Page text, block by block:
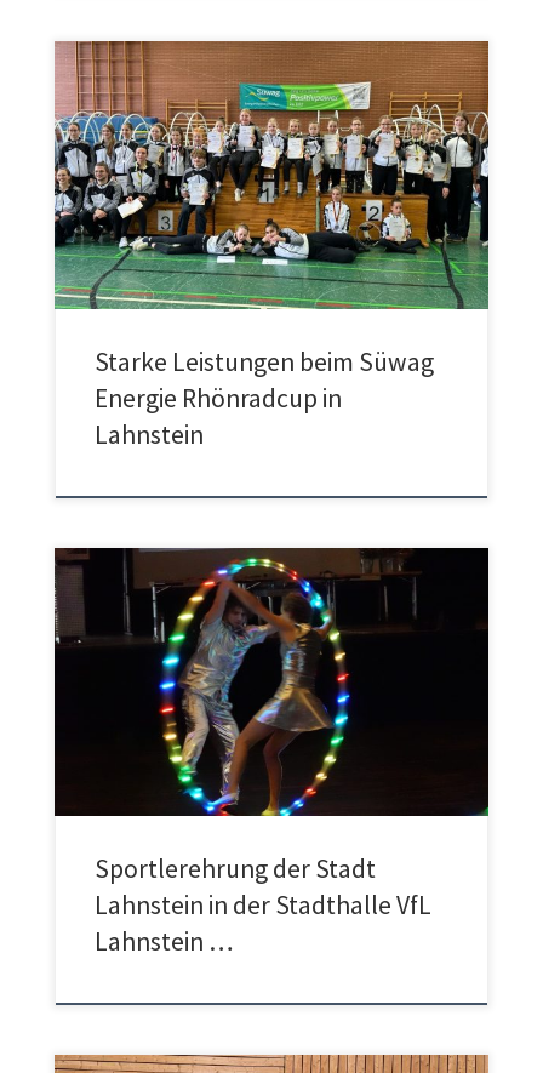
Mit knapp 100 Turner*innen und vielen mitgereisten Eltern von
Mainz bis in den hohen Westerwald war der Süwag Energie
Rhönradcup in Lahnstein auch in diesem Jahr wieder sehr gut
besucht. Gestartet wurde nach dem frühmorgentlichen
Einturnen mit den Kür Spiralen und den Musikküren. Danach
folgten auf zwei Wettkampfbahnen die Geradeküren […]
Starke Leistungen beim Süwag
Energie Rhönradcup in
Lahnstein
Der VfL Lahnstein blickt auf eine besonders erfolgreiche
Sportlerehrung der Stadt Lahnstein zurück. Bei der
traditionellen Auszeichnung der erfolgreichsten Athletinnen
und Athleten des Jahres 2025 waren gleich mehrere
Sportler*innen des Vereins unter den Geehrten vertreten. Im
Wettbewerb um den Titel „Sportler des Jahres“ erreichte
Rhönradturner Baldur Körper einen starken zweiten […]
Sportlerehrung der Stadt
Lahnstein in der Stadthalle VfL
Lahnstein …